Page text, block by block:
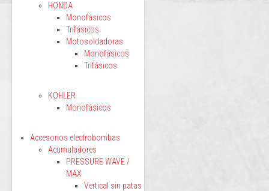
HONDA
Monofásicos
Trifásicos
Motosoldadoras
Monofásicos
Trifásicos
KOHLER
Monofásicos
Accesorios electrobombas
Acumuladores
PRESSURE WAVE /
MAX
Vertical sin patas